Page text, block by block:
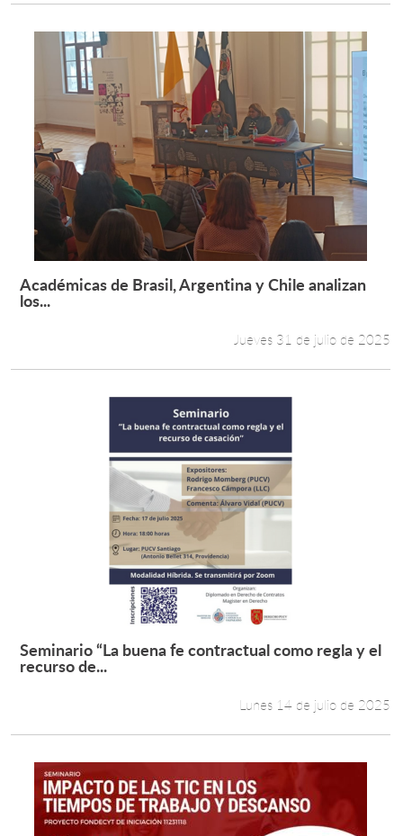
Leer más +
Académicas de Brasil, Argentina y Chile analizan
los...
Jueves 31 de julio de 2025
Leer más +
Seminario “La buena fe contractual como regla y el
recurso de...
Lunes 14 de julio de 2025